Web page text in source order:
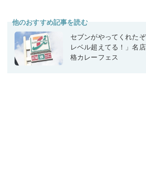
他のおすすめ記事を読む
セブンがやってくれた
レベル超えてる！」名
格カレーフェス